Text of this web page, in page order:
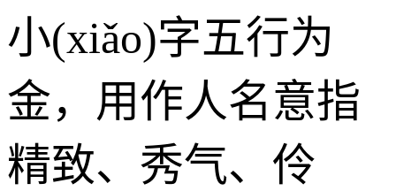
小(xiǎo)字五行为
金，用作人名意指
精致、秀气、伶